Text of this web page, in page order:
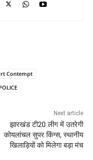
Contempt
Next article
झारखंड टी20 लीग में उतरेगी
कोयलांचल सुपर किंग्स, स्थानीय
खिलाड़ियों को मिलेगा बड़ा मंच